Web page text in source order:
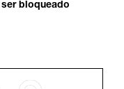
bloqueado